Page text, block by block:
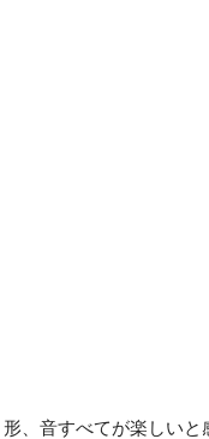
、音すべてが楽しいと